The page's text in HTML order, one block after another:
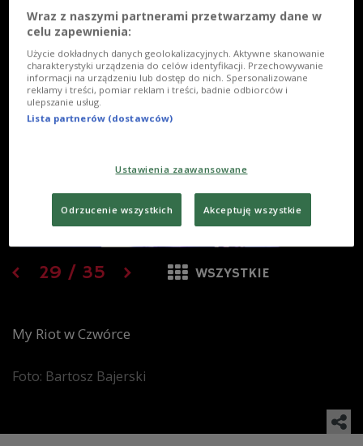
29 / 35 WSZYSTKIE
My Riot w Czwórce
Foto: Bartosz Bajerski
Wraz z naszymi partnerami przetwarzamy dane w
celu zapewnienia:
Użycie dokładnych danych geolokalizacyjnych. Aktywne skanowanie
charakterystyki urządzenia do celów identyfikacji. Przechowywanie
informacji na urządzeniu lub dostęp do nich. Spersonalizowane
reklamy i treści, pomiar reklam i treści, badnie odbiorców i
ulepszanie usług.
Lista partnerów (dostawców)
Ustawienia zaawansowane
Odrzucenie wszystkich Akceptuję wszystkie